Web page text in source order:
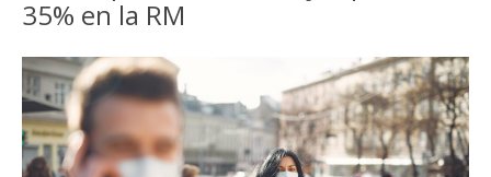
35% en la RM